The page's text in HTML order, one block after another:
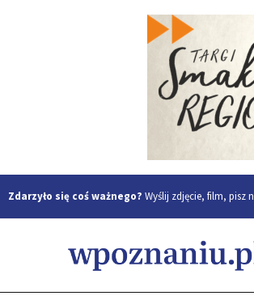
Zdarzyło się coś ważnego? Wyślij zdjęcie, film, pisz